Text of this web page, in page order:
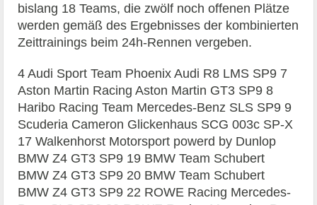
bislang 18 Teams, die zwölf noch offenen Plätze
werden gemäß des Ergebnisses der kombinierten
Zeittrainings beim 24h-Rennen vergeben.
4 Audi Sport Team Phoenix Audi R8 LMS SP9 7
Aston Martin Racing Aston Martin GT3 SP9 8
Haribo Racing Team Mercedes-Benz SLS SP9 9
Scuderia Cameron Glickenhaus SCG 003c SP-X
17 Walkenhorst Motorsport powerd by Dunlop
BMW Z4 GT3 SP9 19 BMW Team Schubert
BMW Z4 GT3 SP9 20 BMW Team Schubert
BMW Z4 GT3 SP9 22 ROWE Racing Mercedes-